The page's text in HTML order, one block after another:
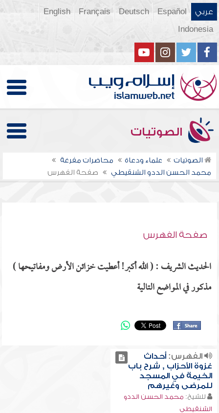
عربي Español
Deutsch
Français
English
Indonesia
الصوتيات
الصوتيات علماء ودعاة
محاضرات مفرغة
محمد الحسن الددو الشنقيطي
صفحة الفهرس
صفحة الفهرس
الحديث الشريف : ( الله أكبر! أعطيت خزائن الأرض ومفاتيحها )
مذكور في المواضع التالية
الفهرس:أحداث
غزوة الأحزاب , شرح باب
الخيمة في المسجد
للمرضى وغيرهم
للشيخ: محمد الحسن الددو
الشنقيطي